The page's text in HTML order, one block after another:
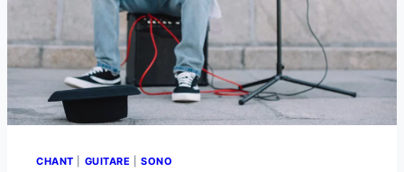
CHANT GUITARE |SONO